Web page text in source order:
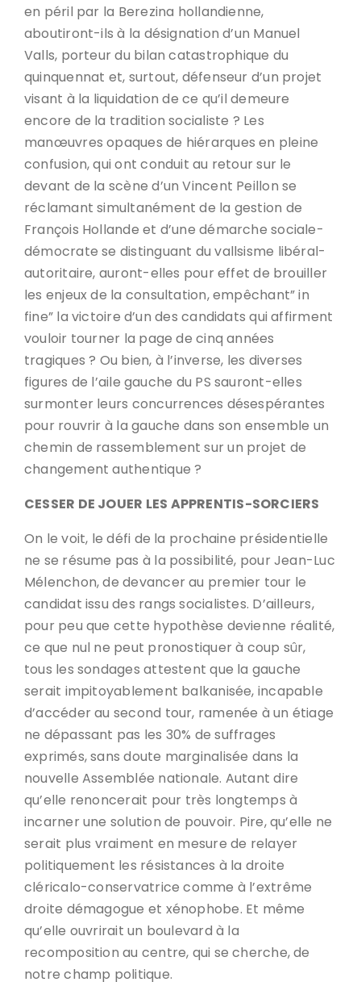
en péril par la Berezina hollandienne,
aboutiront-ils à la désignation d’un Manuel
Valls, porteur du bilan catastrophique du
quinquennat et, surtout, défenseur d’un projet
visant à la liquidation de ce qu’il demeure
encore de la tradition socialiste ? Les
manœuvres opaques de hiérarques en pleine
confusion, qui ont conduit au retour sur le
devant de la scène d’un Vincent Peillon se
réclamant simultanément de la gestion de
François Hollande et d’une démarche sociale-
démocrate se distinguant du vallsisme libéral-
autoritaire, auront-elles pour effet de brouiller
les enjeux de la consultation, empêchant” in
fine” la victoire d’un des candidats qui affirment
vouloir tourner la page de cinq années
tragiques ? Ou bien, à l’inverse, les diverses
figures de l’aile gauche du PS sauront-elles
surmonter leurs concurrences désespérantes
pour rouvrir à la gauche dans son ensemble un
chemin de rassemblement sur un projet de
changement authentique ?
CESSER DE JOUER LES APPRENTIS-SORCIERS
On le voit, le défi de la prochaine présidentielle
ne se résume pas à la possibilité, pour Jean-Luc
Mélenchon, de devancer au premier tour le
candidat issu des rangs socialistes. D’ailleurs,
pour peu que cette hypothèse devienne réalité,
ce que nul ne peut pronostiquer à coup sûr,
tous les sondages attestent que la gauche
serait impitoyablement balkanisée, incapable
d’accéder au second tour, ramenée à un étiage
ne dépassant pas les 30% de suffrages
exprimés, sans doute marginalisée dans la
nouvelle Assemblée nationale. Autant dire
qu’elle renoncerait pour très longtemps à
incarner une solution de pouvoir. Pire, qu’elle ne
serait plus vraiment en mesure de relayer
politiquement les résistances à la droite
cléricalo-conservatrice comme à l’extrême
droite démagogue et xénophobe. Et même
qu’elle ouvrirait un boulevard à la
recomposition au centre, qui se cherche, de
notre champ politique.